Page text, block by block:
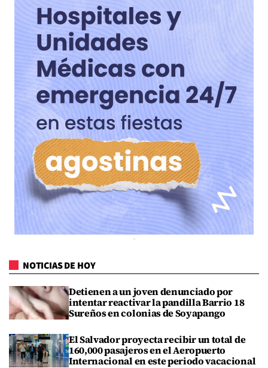
NOTICIAS DE HOY
Detienen a un joven denunciado por
intentar reactivar la pandilla Barrio 18
Sureños en colonias de Soyapango
El Salvador proyecta recibir un total de
160,000 pasajeros en el Aeropuerto
Internacional en este periodo vacacional